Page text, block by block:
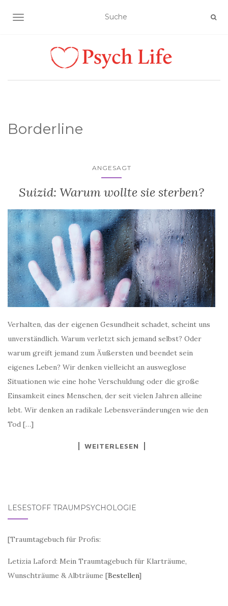
SCHALTE NAVIGATION
Borderline
ANGESAGT
Suizid: Warum wollte sie sterben?
Verhalten, das der eigenen Gesundheit schadet, scheint uns
unverständlich. Warum verletzt sich jemand selbst? Oder
warum greift jemand zum Äußersten und beendet sein
eigenes Leben? Wir denken vielleicht an ausweglose
Situationen wie eine hohe Verschuldung oder die große
Einsamkeit eines Menschen, der seit vielen Jahren alleine
lebt. Wir denken an radikale Lebensveränderungen wie den
Tod […]
WEITERLESEN
LESESTOFF TRAUMPSYCHOLOGIE
[Traumtagebuch für Profis:
Letizia Laford: Mein Traumtagebuch für Klarträume,
Wunschträume & Albträume [Bestellen]